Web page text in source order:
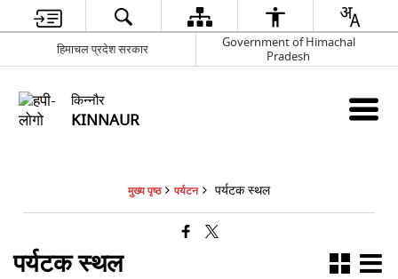
हिमाचल प्रदेश सरकार
Government of Himachal
Pradesh
किन्नौर
KINNAUR
मुख्य पृष्ठ पर्यटन पर्यटक स्थल
पर्यटक स्थल